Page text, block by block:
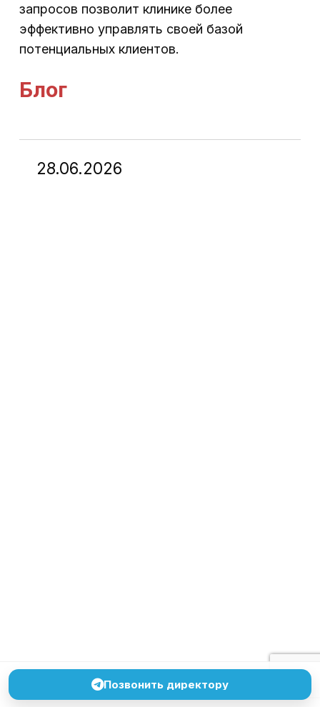
запросов позволит клинике более
эффективно управлять своей базой
потенциальных клиентов.
Блог
28.06.2026
Позвонить директору